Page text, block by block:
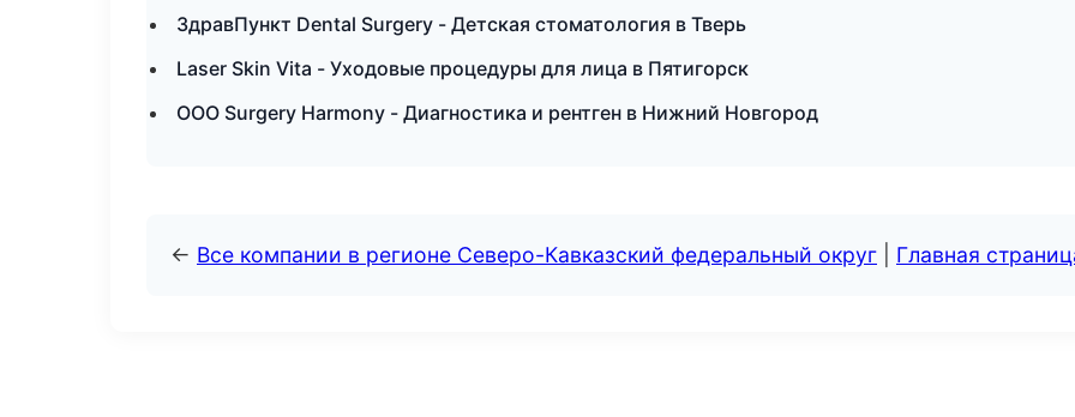
ЗдравПункт Dental Surgery - Детская стоматология в Тверь
Laser Skin Vita - Уходовые процедуры для лица в Пятигорск
ООО Surgery Harmony - Диагностика и рентген в Нижний Новгород
← Все компании в регионе Северо-Кавказский федеральный округ Главная